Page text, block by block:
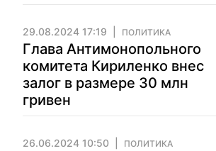
29.08.2024 17:19 ПОЛИТИКА
Глава Антимонопольного
комитета Кириленко внес
залог в размере 30 млн
гривен
26.06.2024 10:50 ПОЛИТИКА